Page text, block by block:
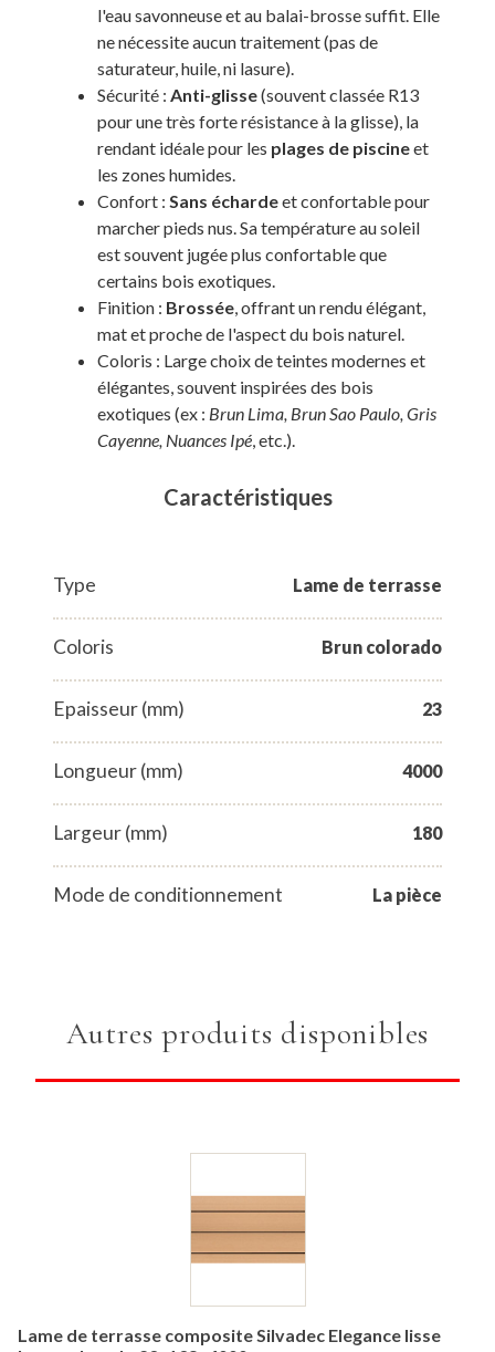
l'eau savonneuse et au balai-brosse suffit. Elle
ne nécessite aucun traitement (pas de
saturateur, huile, ni lasure).
Sécurité : Anti-glisse(souvent classée R13
pour une très forte résistance à la glisse), la
rendant idéale pour les plages de piscineet
les zones humides.
Confort : Sans échardeet confortable pour
marcher pieds nus. Sa température au soleil
est souvent jugée plus confortable que
certains bois exotiques.
Finition : Brossée , offrant un rendu élégant,
mat et proche de l'aspect du bois naturel.
Coloris : Large choix de teintes modernes et
élégantes, souvent inspirées des bois
exotiques (ex : Brun Lima, Brun Sao Paulo, Gris
Cayenne, Nuances Ipé , etc.).
Caractéristiques
Type Lame de terrasse
Coloris Brun colorado
Epaisseur (mm) 23
Longueur (mm) 4000
Largeur (mm) 180
Mode de conditionnement La pièce
Autres produits disponibles
Lame de terrasse composite Silvadec Elegance lisse